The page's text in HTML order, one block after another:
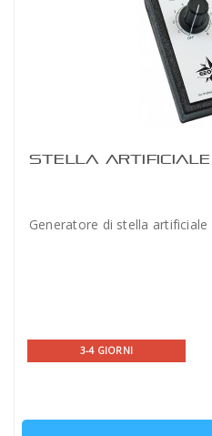
STELLA ARTIFICIALE
Generatore di stella
3-4 GIORNI